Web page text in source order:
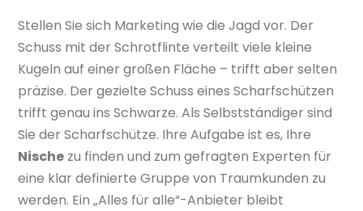
Stellen Sie sich Marketing wie die Jagd vor. Der
Schuss mit der Schrotflinte verteilt viele kleine
Kugeln auf einer großen Fläche – trifft aber selten
präzise. Der gezielte Schuss eines Scharfschützen
trifft genau ins Schwarze. Als Selbstständiger sind
Sie der Scharfschütze. Ihre Aufgabe ist es, Ihre
Nische zu finden und zum gefragten Experten für
eine klar definierte Gruppe von Traumkunden zu
werden. Ein „Alles für alle“-Anbieter bleibt